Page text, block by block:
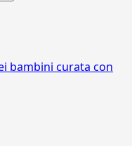
bambini curata con